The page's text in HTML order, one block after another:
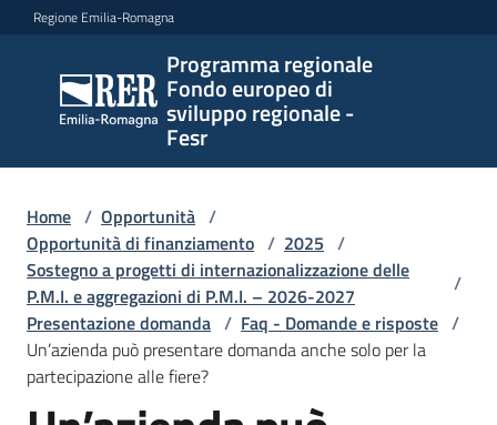
Vai al contenuto
Vai alla navigazione
Vai al footer
Regione Emilia-Romagna
Programma regionale
Fondo europeo di
sviluppo regionale -
Fesr
Programma
regionale
Fondo
europeo di
regionale -
Fesr
Novità
Home / Opportunità /
Opportunità di finanziamento / 2025 /
Sostegno a progetti di internazionalizzazione delle
P.M.I. e aggregazioni di P.M.I. – 2026-2027
/
Presentazione domanda / Faq - Domande e risposte /
Un’azienda può presentare domanda anche solo per la
partecipazione alle fiere?
Salta al contenuto